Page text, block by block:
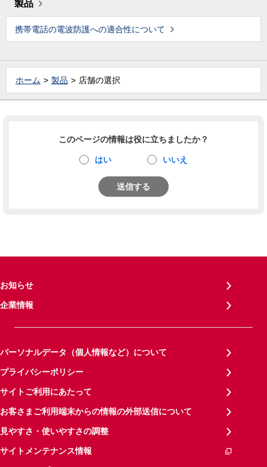
製品
携帯電話の電波防護への適合性について
ホーム 製品 店舗の選択
このページの情報は役に立ちましたか？
はい いいえ
送信する
お知らせ
企業情報
パーソナルデータ（個人情報など）について
プライバシーポリシー
サイトご利用にあたって
お客さまご利用端末からの情報の外部送信について
見やすさ・使いやすさの調整
サイトメンテナンス情報